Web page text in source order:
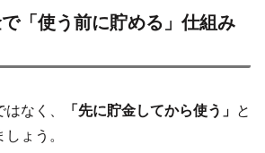
「使う前に貯める」仕組み
なく、 「先に貯金してから使う」 と
ょう。